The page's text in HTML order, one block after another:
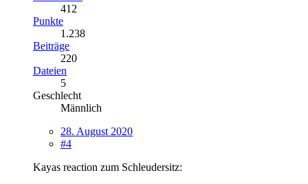
412
Punkte
1.238
Beiträge
220
Dateien
5
Geschlecht
Männlich
28. August 2020
#4
Kayas reaction zum Schleudersitz: